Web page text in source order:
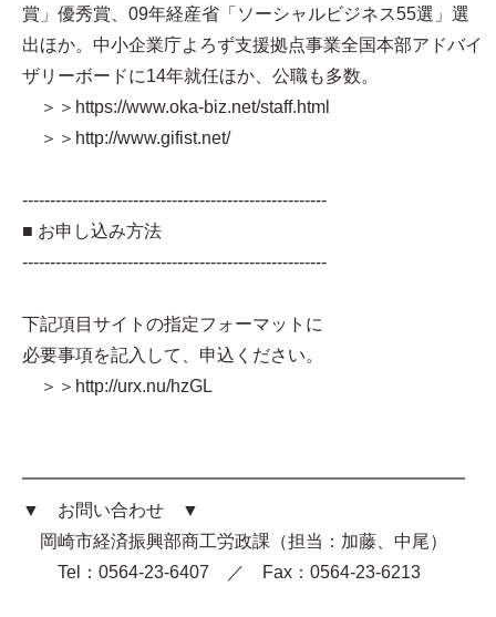
賞」優秀賞、09年経産省「ソーシャルビジネス55選」選
出ほか。中小企業庁よろず支援拠点事業全国本部アドバイ
ザリーボードに14年就任ほか、公職も多数。
＞＞https://www.oka-biz.net/staff.html
＞＞http://www.gifist.net/
-------------------------------------------------------
■ お申し込み方法
-------------------------------------------------------
下記項目サイトの指定フォーマットに
必要事項を記入して、申込ください。
＞＞http://urx.nu/hzGL
━━━━━━━━━━━━━━━━━━━━━━━━━
▼ お問い合わせ ▼
岡崎市経済振興部商工労政課（担当：加藤、中尾）
Tel：0564-23-6407 ／ Fax：0564-23-6213